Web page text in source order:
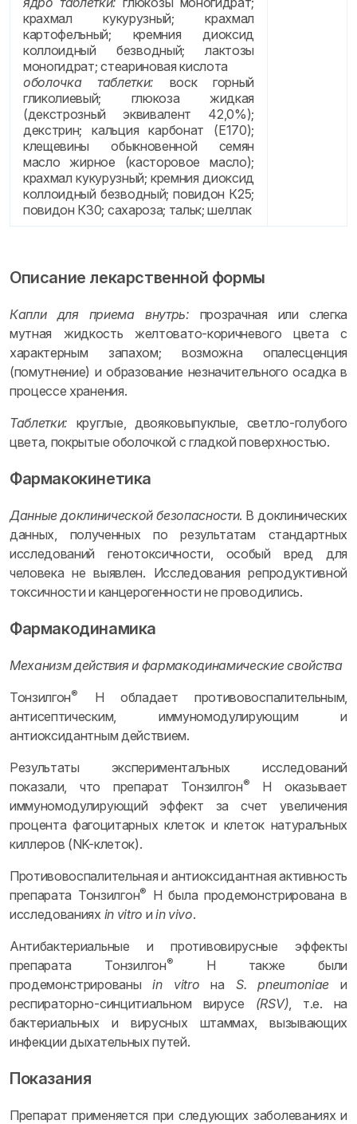
крахмал кукурузный; крахмал
картофельный; кремния диоксид
коллоидный безводный; лактозы
моногидрат; стеариновая кислота
оболочка таблетки: воск горный
гликолиевый; глюкоза жидкая
(декстрозный эквивалент 42,0%);
декстрин; кальция карбонат (E170);
клещевины обыкновенной семян
масло жирное (касторовое масло);
крахмал кукурузный; кремния диоксид
коллоидный безводный; повидон К25;
повидон К30; сахароза; тальк; шеллак
Описание лекарственной формы
Капли для приема внутрь: прозрачная или слегка
мутная жидкость желтовато-коричневого цвета с
характерным запахом; возможна опалесценция
(помутнение) и образование незначительного осадка в
процессе хранения.
Таблетки: круглые, двояковыпуклые, светло-голубого
цвета, покрытые оболочкой с гладкой поверхностью.
Фармакокинетика
Данные доклинической безопасности. В доклинических
данных, полученных по результатам стандартных
исследований генотоксичности, особый вред для
человека не выявлен. Исследования репродуктивной
токсичности и канцерогенности не проводились.
Фармакодинамика
Механизм действия и фармакодинамические свойства
Тонзилгон®
Н обладает противовоспалительным,
антисептическим, иммуномодулирующим и
антиоксидантным действием.
Результаты экспериментальных исследований
показали, что препарат Тонзилгон®
Н оказывает
иммуномодулирующий эффект за счет увеличения
процента фагоцитарных клеток и клеток натуральных
киллеров (NK-клеток).
Противовоспалительная и антиоксидантная активность
препарата Тонзилгон®
Н была продемонстрирована в
исследованиях in vitro иin vivo.
Антибактериальные и противовирусные эффекты
препарата Тонзилгон®
Н также были
продемонстрированыin vitro на S. pneumoniae и
респираторно-синцитиальном вирусе (RSV), т.е. на
бактериальных и вирусных штаммах, вызывающих
инфекции дыхательных путей.
Показания
Препарат применяется при следующих заболеваниях и